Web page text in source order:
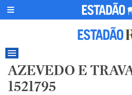
AZEVEDO E
1521795